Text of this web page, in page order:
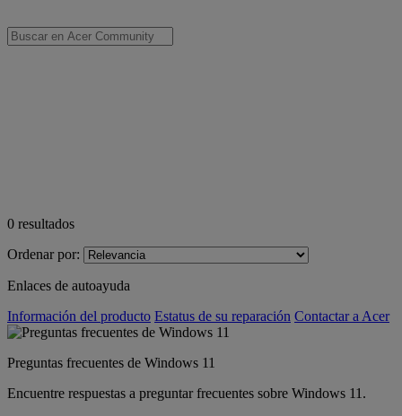
0 resultados
Ordenar por:
Enlaces de autoayuda
Información del producto Estatus de su reparación Contactar a Acer
Preguntas frecuentes de Windows 11
Encuentre respuestas a preguntar frecuentes sobre Windows 11.